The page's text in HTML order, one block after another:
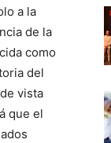
a la
de la
como
del
vista
que el